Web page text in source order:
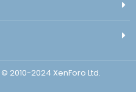
© 2010-2024 XenForo Ltd.